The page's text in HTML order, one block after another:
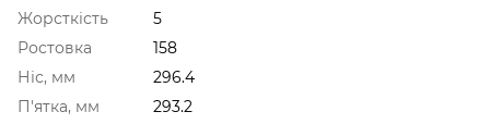
Жорсткість
5
Ростовка
158
Ніс, мм
296.4
П'ятка, мм
293.2